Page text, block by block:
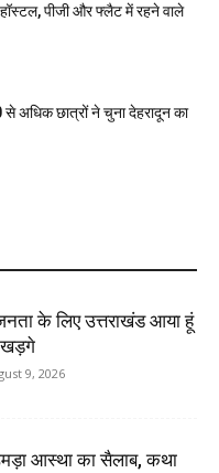
पीजी और फ्लैट में रहने वाले
से अधिक छात्रों ने चुना देहरादून का
के लिए उत्तराखंड आया हूं
खड़गे
9, 2026
आस्था का सैलाब, कथा